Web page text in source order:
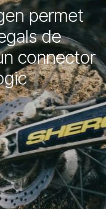
permet
de
connector